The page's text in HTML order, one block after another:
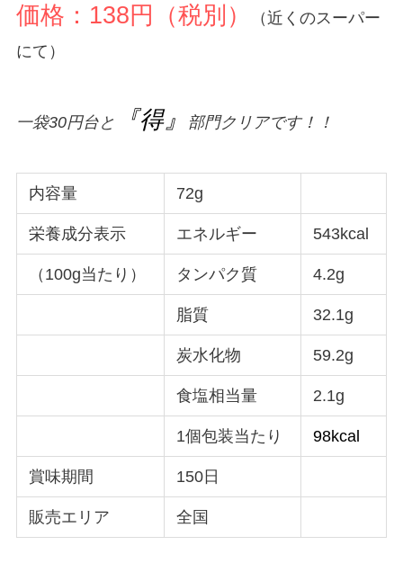
価格：138円（税別）
（近くのスーパー
にて）
一袋30円台と 『得』 部門クリアです！！
内容量 72g
栄養成分表示 エネルギー 543kcal
（100g当たり） タンパク質 4.2g
脂質 32.1g
炭水化物 59.2g
食塩相当量 2.1g
1個包装当たり 98kcal
賞味期間 150日
販売エリア 全国